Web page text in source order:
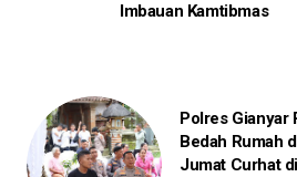
Imbauan Kamtibmas
Polres Gianyar
Bedah Rumah
Jumat Curhat